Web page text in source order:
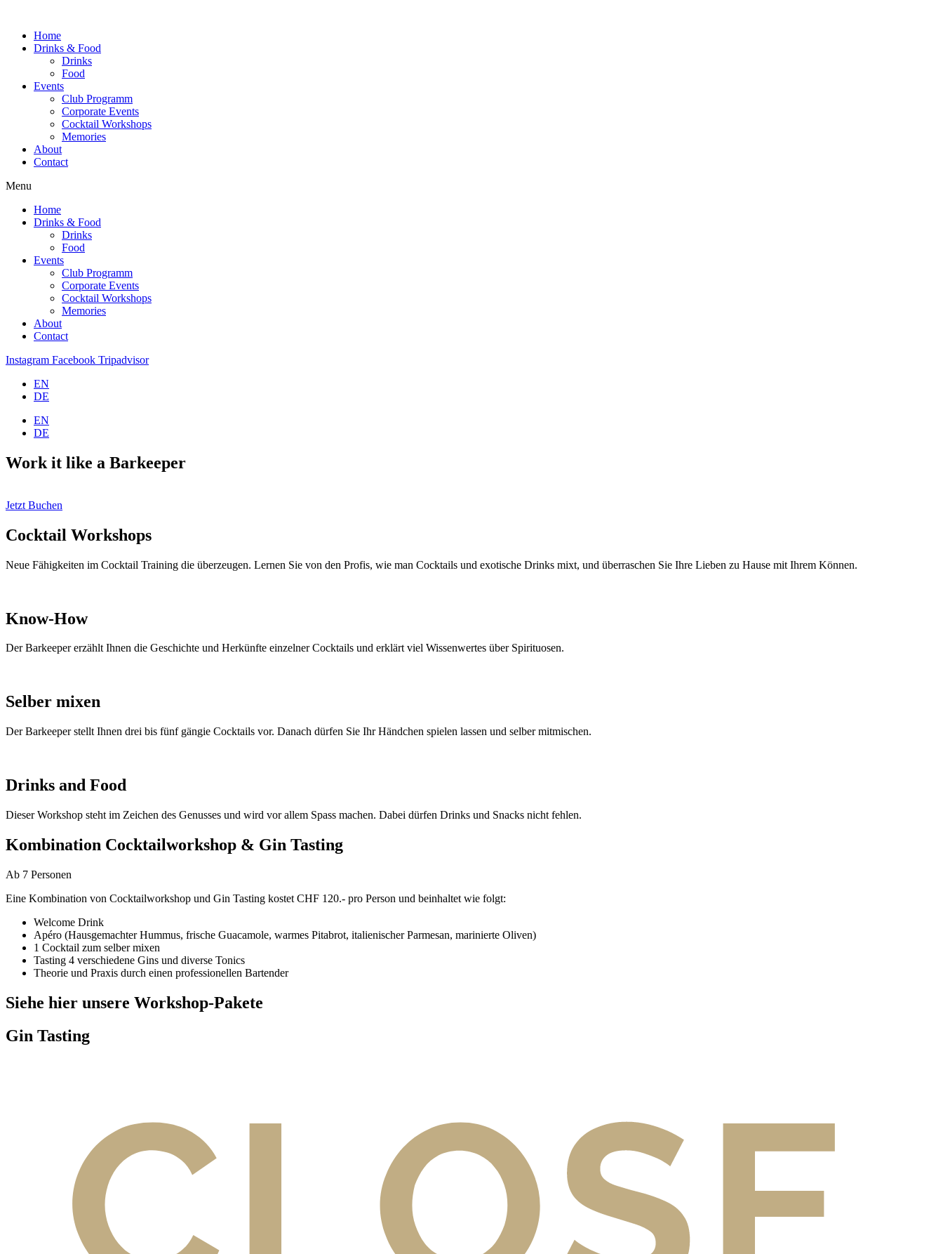
Home
Drinks & Food
Drinks
Food
Events
Club Programm
Corporate Events
Cocktail Workshops
Memories
About
Contact
Menu
Home
Drinks & Food
Drinks
Food
Events
Club Programm
Corporate Events
Cocktail Workshops
Memories
About
Contact
Instagram Facebook Tripadvisor
EN
DE
EN
DE
Work it like a Barkeeper
Jetzt Buchen
Cocktail Workshops
Neue Fähigkeiten im Cocktail Training die überzeugen. Lernen Sie von den Profis, wie man Cocktails und exotische Drinks mixt, und überraschen Sie Ihre Lieben zu Hause mit Ihrem Können.
Know-How
Der Barkeeper erzählt Ihnen die Geschichte und Herkünfte einzelner Cocktails und erklärt viel Wissenwertes über Spirituosen.
Selber mixen
Der Barkeeper stellt Ihnen drei bis fünf gängie Cocktails vor. Danach dürfen Sie Ihr Händchen spielen lassen und selber mitmischen.
Drinks and Food
Dieser Workshop steht im Zeichen des Genusses und wird vor allem Spass machen. Dabei dürfen Drinks und Snacks nicht fehlen.
Kombination Cocktailworkshop & Gin Tasting
Ab 7 Personen
Eine Kombination von Cocktailworkshop und Gin Tasting kostet CHF 120.- pro Person und beinhaltet wie folgt:
Welcome Drink
Apéro (Hausgemachter Hummus, frische Guacamole, warmes Pitabrot, italienischer Parmesan, marinierte Oliven)
1 Cocktail zum selber mixen
Tasting 4 verschiedene Gins und diverse Tonics
Theorie und Praxis durch einen professionellen Bartender
Siehe hier unsere Workshop-Pakete
Gin Tasting